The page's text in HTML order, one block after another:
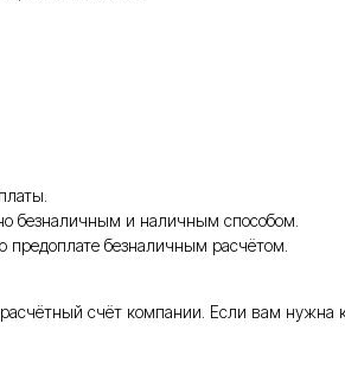
безналичным и наличным способом.
безналичным расчётом.
счёт компании. Если вам нужна